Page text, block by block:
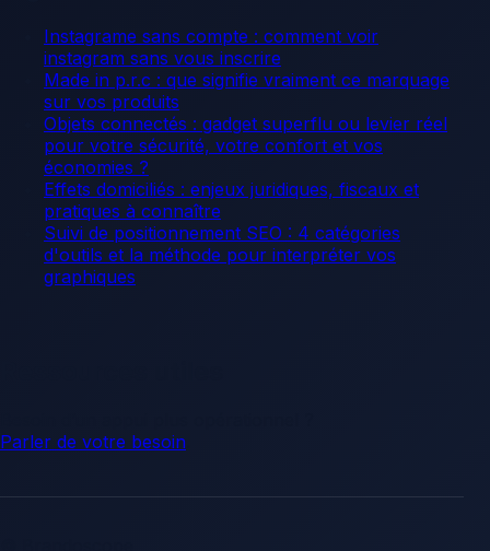
Instagrame sans compte : comment voir
instagram sans vous inscrire
Made in p.r.c : que signifie vraiment ce marquage
sur vos produits
Objets connectés : gadget superflu ou levier réel
pour votre sécurité, votre confort et vos
économies ?
Effets domiciliés : enjeux juridiques, fiscaux et
pratiques à connaître
Suivi de positionnement SEO : 4 catégories
d'outils et la méthode pour interpréter vos
graphiques
Parler de votre besoin